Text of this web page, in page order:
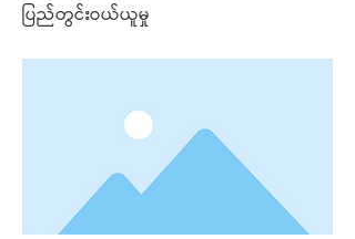
ပြည်တွင်းဝယ်ယူမှု